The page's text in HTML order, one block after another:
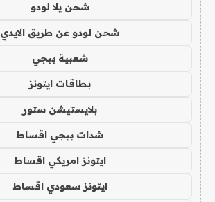
شحن يلا لودو
شحن لودو عن طريق الايدي
شعبية ببجي
بطاقات ايتونز
بلايستيشن ستور
شدات ببجي اقساط
ايتونز امريكي اقساط
ايتونز سعودي اقساط